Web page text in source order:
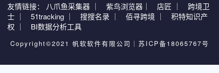
友情链接： 八爪鱼采集器 ｜ 紫鸟浏览器｜ 店匠 ｜
跨境卫
士 ｜
51tracking ｜ 搜搜名录 ｜ 佰寻跨境 ｜
积特知识产
权 ｜
BI数据分析工具
Copyright©2021 帆软软件有限公司｜ 苏ICP备18065767号